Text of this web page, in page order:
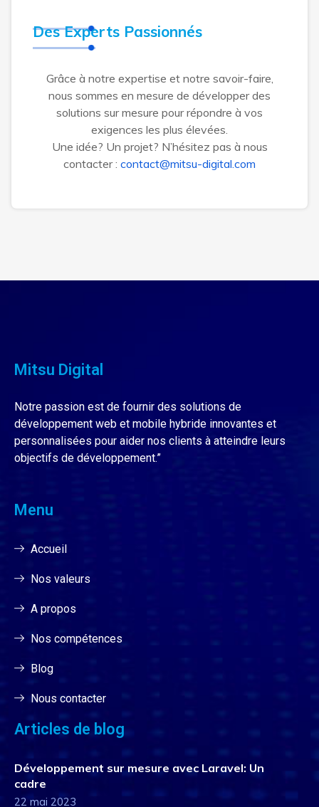
Des Experts Passionnés
Grâce à notre expertise et notre savoir-faire,
nous sommes en mesure de développer des
solutions sur mesure pour répondre à vos
exigences les plus élevées.
Une idée? Un projet? N’hésitez pas à nous
contacter : contact@mitsu-digital.com
Mitsu Digital
Notre passion est de fournir des solutions de
développement web et mobile hybride innovantes et
personnalisées pour aider nos clients à atteindre leurs
objectifs de développement.”
Menu
Accueil
Nos valeurs
A propos
Nos compétences
Blog
Nous contacter
Articles de blog
Développement sur mesure avec Laravel: Un
cadre
22 mai 2023